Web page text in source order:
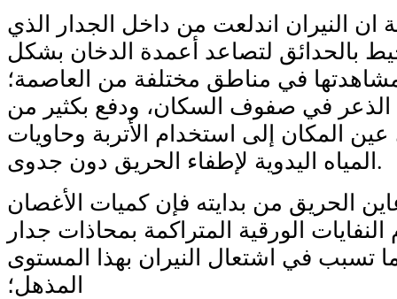
ان النيران اندلعت من داخل الجدار الذي
بالحدائق لتصاعد أعمدة الدخان بشكل
في مناطق مختلفة من العاصمة؛
في صفوف السكان، ودفع بكثير من
المكان إلى استخدام الأتربة وحاويات
المياه اليدوية لإطفاء الحريق دون جدوى.
الحريق من بدايته فإن كميات الأغصان
النفايات الورقية المتراكمة بمحاذات جدار
تسبب في اشتعال النيران بهذا المستوى
المذهل؛